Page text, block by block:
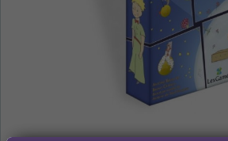
Dacă doriți să schimbați limba site-ului,
puteți oricând să faceți asta în colțul din
dreapta sus al paginii.
Если вы хотите переключить язык сайта,
то это можно всегда сделать в правом
верхнем углу страницы.